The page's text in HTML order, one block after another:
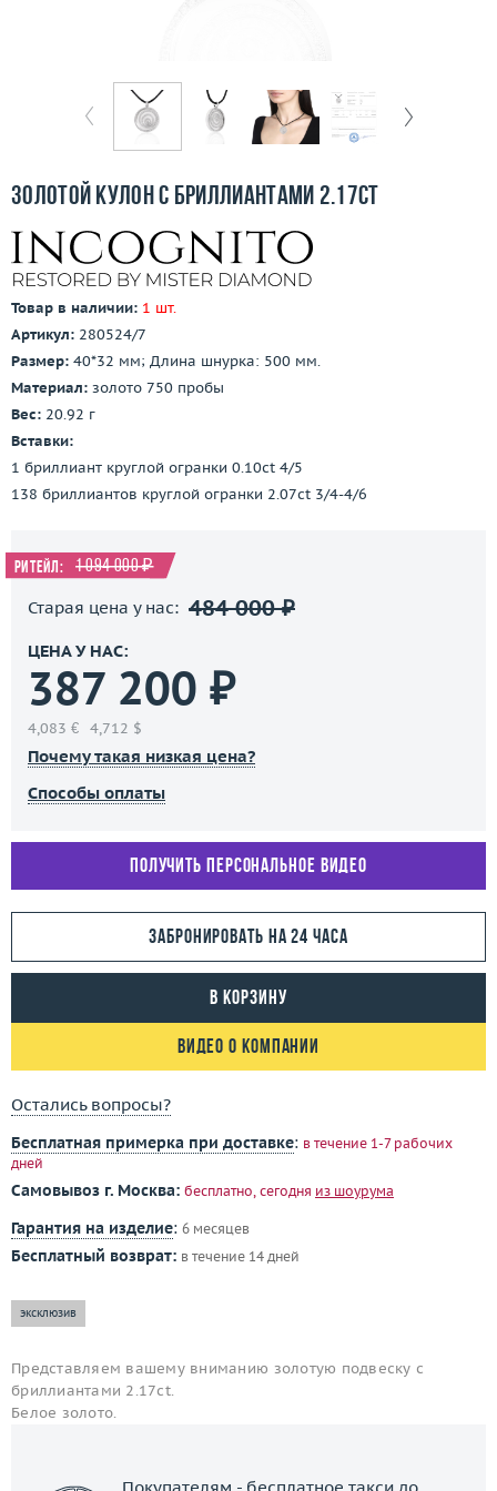
О компании
3D-тур по шоуруму
Золотой кулон с бриллиантами 2.17ct
Товар в наличии: 1 шт.
Артикул: 280524/7
Размер: 40*32 мм; Длина шнурка: 500 мм.
Материал: золото 750 пробы
Вес: 20.92 г
Вставки:
1 бриллиант круглой огранки 0.10ct 4/5
138 бриллиантов круглой огранки 2.07ct 3/4-4/6
Ритейл: 1 094 000 ₽
Старая цена у нас: 484 000 ₽
ЦЕНА У НАС:
387 200 ₽
4,083 € 4,712 $
Почему такая низкая цена?
Способы оплаты
Получить персональное видео
Забронировать на 24 часа
В корзину
Видео о компании
Остались вопросы?
Бесплатная примерка при доставке: в течение 1-7 рабочих
дней
Самовывоз г. Москва: бесплатно, сегодня из шоурума
Гарантия на изделие: 6 месяцев
Бесплатный возврат: в течение 14 дней
эксклюзив
Представляем вашему вниманию золотую подвеску с
бриллиантами 2.17ct.
Белое золото.